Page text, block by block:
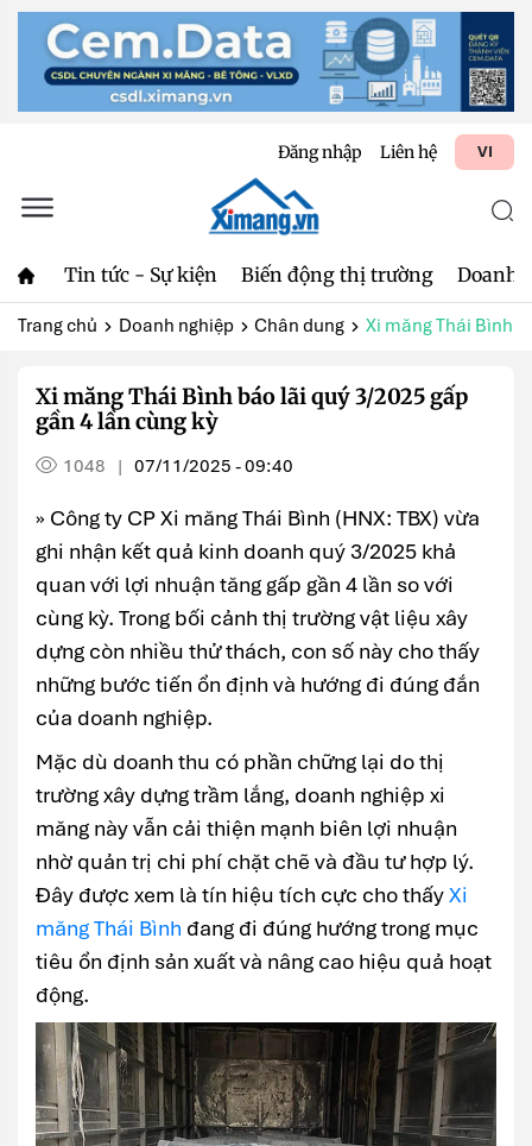
Đăng nhập Liên hệ VI
Tin tức - Sự kiện Biến động thị trường Doanh
Trang chủ Doanh nghiệp Chân dung Xi măng Thái Bình
Xi măng Thái Bình báo lãi quý 3/2025 gấp
gần 4 lần cùng kỳ
1048 | 07/11/2025 - 09:40
» Công ty CP Xi măng Thái Bình (HNX: TBX) vừa
ghi nhận kết quả kinh doanh quý 3/2025 khả
quan với lợi nhuận tăng gấp gần 4 lần so với
cùng kỳ. Trong bối cảnh thị trường vật liệu xây
dựng còn nhiều thử thách, con số này cho thấy
những bước tiến ổn định và hướng đi đúng đắn
của doanh nghiệp.
Mặc dù doanh thu có phần chững lại do thị
trường xây dựng trầm lắng, doanh nghiệp xi
măng này vẫn cải thiện mạnh biên lợi nhuận
nhờ quản trị chi phí chặt chẽ và đầu tư hợp lý.
Đây được xem là tín hiệu tích cực cho thấyXi
măng Thái Bình đang đi đúng hướng trong mục
tiêu ổn định sản xuất và nâng cao hiệu quả hoạt
động.